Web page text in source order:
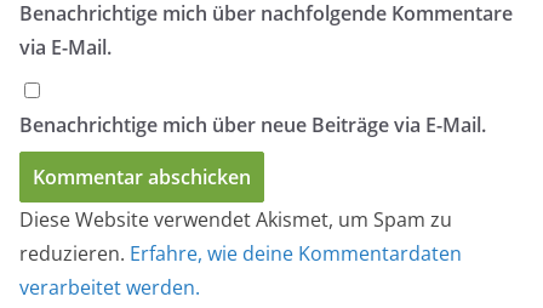
Benachrichtige mich über nachfolgende Kommentare
via E-Mail.
Benachrichtige mich über neue Beiträge via E-Mail.
Diese Website verwendet Akismet, um Spam zu
reduzieren. Erfahre, wie deine Kommentardaten
verarbeitet werden.